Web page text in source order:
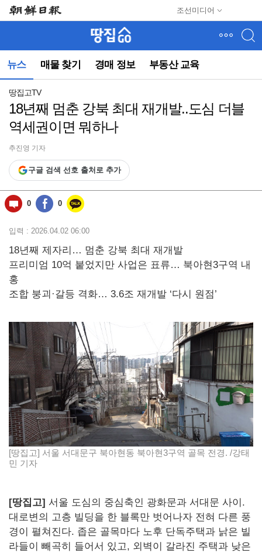
조선미디어
뉴스 매물 찾기 경매 정보 부동산 교육
뉴
(컨
동)
땅집고TV
18년째 멈춘 강북 최대 재개발..도심 더블
역세권이면 뭐하나
추진영 기자
구글 검색 선호 출처로 추가
0 0
입력 : 2026.04.02 06:00
18년째 제자리… 멈춘 강북 최대 재개발
프리미엄 10억 붙었지만 사업은 표류… 북아현3구역 내
홍
조합 붕괴·갈등 격화… 3.6조 재개발 ‘다시 원점’
[땅집고] 서울 서대문구 북아현동 북아현3구역 골목 전경. /강태
민 기자
[땅집고] 서울 도심의 중심축인 광화문과 서대문 사이.
대로변의 고층 빌딩을 한 블록만 벗어나자 전혀 다른 풍
경이 펼쳐진다. 좁은 골목마다 노후 단독주택과 낡은 빌
라들이 빼곡히 들어서 있고, 외벽이 갈라진 주택과 낮은